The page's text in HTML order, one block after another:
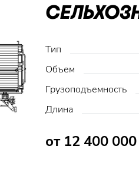
Тип
Объем
Грузоподъемность
Длина
от 12 400